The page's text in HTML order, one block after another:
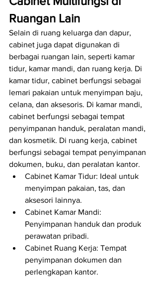
Ruangan Lain
Selain di ruang keluarga dan dapur,
cabinet juga dapat digunakan di
berbagai ruangan lain, seperti kamar
tidur, kamar mandi, dan ruang kerja. Di
kamar tidur, cabinet berfungsi sebagai
lemari pakaian untuk menyimpan baju,
celana, dan aksesoris. Di kamar mandi,
cabinet berfungsi sebagai tempat
penyimpanan handuk, peralatan mandi,
dan kosmetik. Di ruang kerja, cabinet
berfungsi sebagai tempat penyimpanan
dokumen, buku, dan peralatan kantor.
Cabinet Kamar Tidur: Ideal untuk
menyimpan pakaian, tas, dan
aksesori lainnya.
Cabinet Kamar Mandi:
Penyimpanan handuk dan produk
perawatan pribadi.
Cabinet Ruang Kerja: Tempat
penyimpanan dokumen dan
perlengkapan kantor.